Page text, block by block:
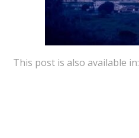
This post is also available in: